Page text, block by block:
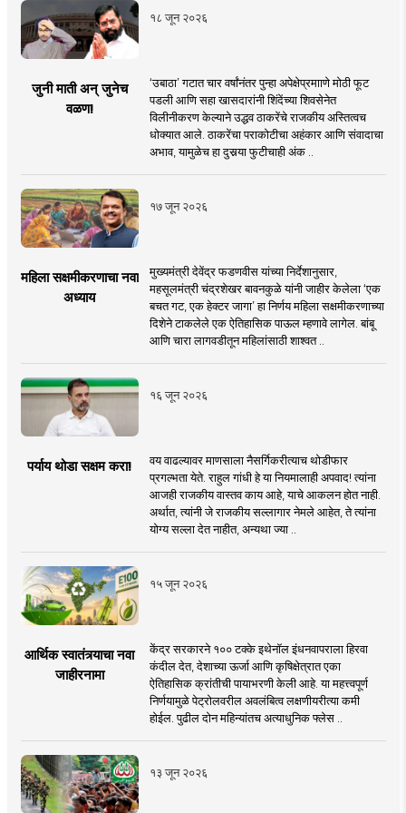
१८ जून २०२६
जुनी माती अन् जुनेच
वळण!
‘उबाठा’ गटात चार वर्षांनंतर पुन्हा अपेक्षेप्रमााणे मोठी फूट
पडली आणि सहा खासदारांनी शिंदेंच्या शिवसेनेत
विलीनीकरण केल्याने उद्धव ठाकरेंचे राजकीय अस्तित्वच
धोक्यात आले. ठाकरेंचा पराकोटीचा अहंकार आणि संवादाचा
अभाव, यामुळेच हा दुसर्‍या फुटीचाही अंक ..
१७ जून २०२६
महिला सक्षमीकरणाचा नवा
अध्याय
मुख्यमंत्री देवेंद्र फडणवीस यांच्या निर्देशानुसार,
महसूलमंत्री चंद्रशेखर बावनकुळे यांनी जाहीर केलेला ‘एक
बचत गट, एक हेक्टर जागा’ हा निर्णय महिला सक्षमीकरणाच्या
दिशेने टाकलेले एक ऐतिहासिक पाऊल म्हणावे लागेल. बांबू
आणि चारा लागवडीतून महिलांसाठी शाश्वत ..
१६ जून २०२६
पर्याय थोडा सक्षम करा!
वय वाढल्यावर माणसाला नैसर्गिकरीत्याच थोडीफार
प्रगल्भता येते. राहुल गांधी हे या नियमालाही अपवाद! त्यांना
आजही राजकीय वास्तव काय आहे, याचे आकलन होत नाही.
अर्थात, त्यांनी जे राजकीय सल्लागार नेमले आहेत, ते त्यांना
योग्य सल्ला देत नाहीत, अन्यथा ज्या ..
१५ जून २०२६
आर्थिक स्वातंत्र्याचा नवा
जाहीरनामा
केंद्र सरकारने १०० टक्के इथेनॉल इंधनवापराला हिरवा
कंदील देत, देशाच्या ऊर्जा आणि कृषिक्षेत्रात एका
ऐतिहासिक क्रांतीची पायाभरणी केली आहे. या महत्त्वपूर्ण
निर्णयामुळे पेट्रोलवरील अवलंबित्व लक्षणीयरीत्या कमी
होईल. पुढील दोन महिन्यांतच अत्याधुनिक फ्लेस ..
१३ जून २०२६